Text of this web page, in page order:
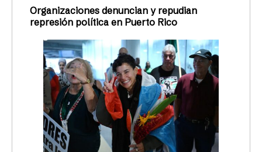
Organizaciones denuncian y repudian
represión política en Puerto Rico